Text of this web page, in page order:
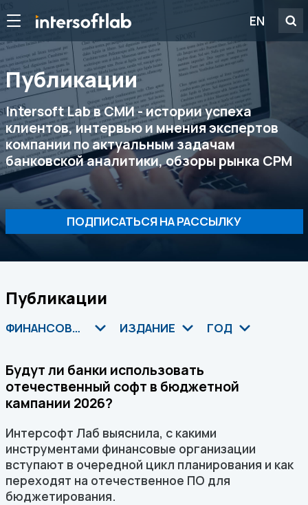
EN
Публикации
Intersoft Lab в СМИ - истории успеха
клиентов, интервью и мнения экспертов
компании по актуальным задачам
банковской аналитики, обзоры рынка CPM
ПОДПИСАТЬСЯ НА РАССЫЛКУ
Публикации
ФИНАНСОВОЕ ПЛАНИРОВАНИЕ ИЗДАНИЕ ГОД
Будут ли банки использовать
отечественный софт в бюджетной
кампании 2026?
Интeрсофт Лаб выяснила, с какими
инструментами финансовые организации
вступают в очередной цикл планирования и как
переходят на отечественное ПО для
бюджетирования.